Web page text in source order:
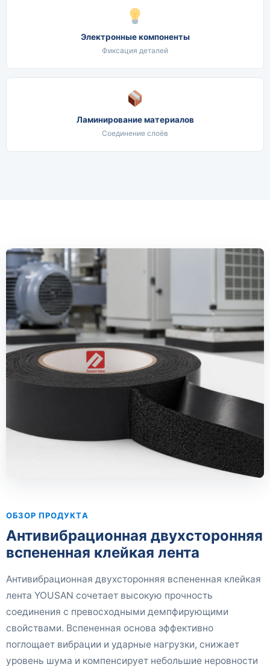
Электронные компоненты
Фиксация деталей
Ламинирование материалов
Соединение слоёв
ОБЗОР ПРОДУКТА
Антивибрационная двухсторонняя
вспененная клейкая лента
Антивибрационная двухсторонняя вспененная клейкая
лента YOUSAN сочетает высокую прочность
соединения с превосходными демпфирующими
свойствами. Вспененная основа эффективно
поглощает вибрации и ударные нагрузки, снижает
уровень шума и компенсирует небольшие неровности